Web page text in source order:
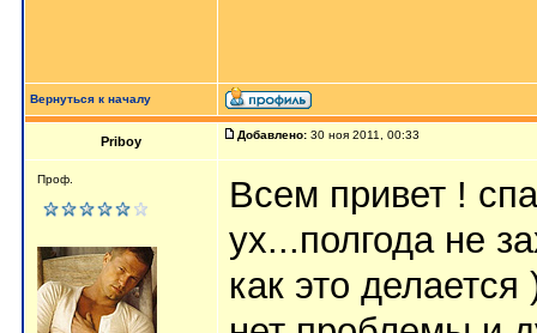
Вернуться к началу
Priboy Добавлено: 30 ноя 2011, 00:33
Проф.
Всем привет !
ух...полгода не
как это